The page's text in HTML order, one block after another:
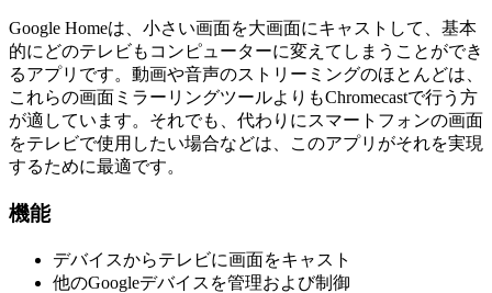
Google Homeは、小さい画面を大画面にキャストして、基本
的にどのテレビもコンピューターに変えてしまうことができ
るアプリです。動画や音声のストリーミングのほとんどは、
これらの画面ミラーリングツールよりもChromecastで行う方
が適しています。それでも、代わりにスマートフォンの画面
をテレビで使用したい場合などは、このアプリがそれを実現
するために最適です。
機能
デバイスからテレビに画面をキャスト
他のGoogleデバイスを管理および制御